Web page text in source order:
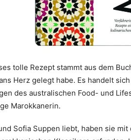
tolle Rezept stammt aus dem
Herz gelegt habe. Es handelt
des australischen Food- und
Marokkanerin.
Sofia Suppen liebt, haben sie mit